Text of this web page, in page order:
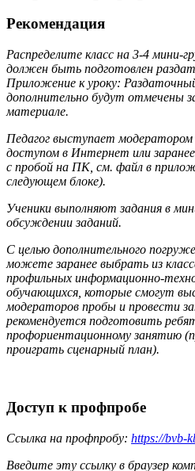
Рекомендация
Распределите класс на 3-4 мини-
должен быть подготовлен
Приложение к уроку:
дополнительно будут отмечены
материале.
Педагог выступает модератором
доступом в Интернет или заранее
с пробой на ПК, см. файл в
следующем блоке).
Ученики выполняют задания в
обсуждении заданий.
С целью дополнительного
можете заранее выбрать из
профильных информационно-
обучающихся, которые смогут
модераторов пробы и провести
рекомендуется подготовить
профориентационному занятию
проиграть сценарный план).
Доступ к профпробе
Ссылка на профпробу: https://bvb-
Введите эту ссылку в браузер